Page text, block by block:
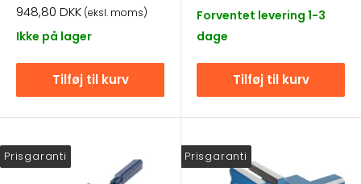
Salgspris
948,80 DKK (eksl. moms)
Ikke på lager
Tilføj til kurv
Forventet levering 1-3
dage
Tilføj til kurv
Prisgaranti Prisgaranti